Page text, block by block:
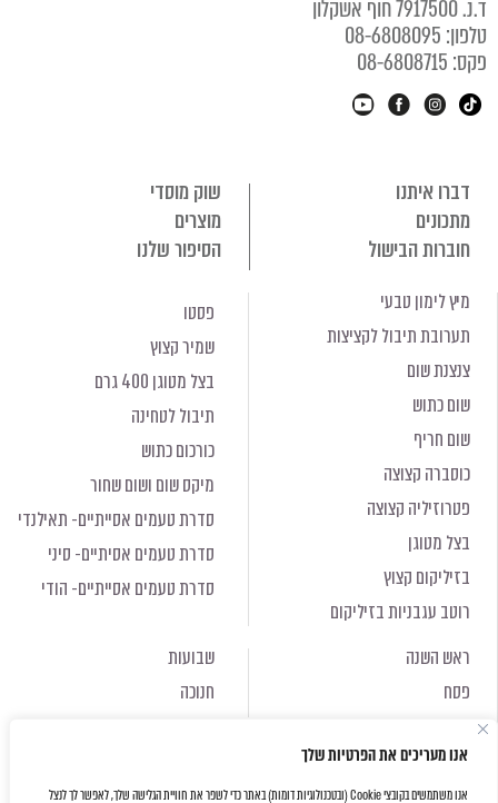
אנו מעריכים את הפרטיות שלך
אנו משתמשים בקובצי Cookie (ובטכנולוגיות דומות) באתר כדי לשפר את חוויית הגלישה שלך, לאפשר לך לנצל
ד.נ. 7917500 חוף אשקלון
טלפון: 08-6808095
פקס: 08-6808715
דברו איתנו
שוק מוסדי
מתכונים
מוצרים
חוברות הבישול
הסיפור שלנו
מיץ לימון טבעי
תערובת תיבול לקציצות
צנצנת שום
שום כתוש
שום חריף
כוסברה קצוצה
פטרוזיליה קצוצה
בצל מטוגן
בזיליקום קצוץ
רוטב עגבניות בזיליקום
פסטו
שמיר קצוץ
בצל מטוגן 400 גרם
תיבול לטחינה
כורכום כתוש
מיקס שום ושום שחור
סדרת טעמים אסייתיים- תאילנדי
סדרת טעמים אסיתיים- סיני
סדרת טעמים אסייתיים- הודי
ראש השנה
פסח
שבועות
חנוכה
ראש השנה